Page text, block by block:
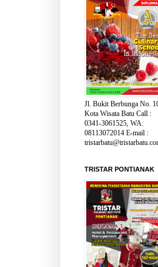
Jl. Bukit Berbunga No.
Kota Wisata Batu Call :
0341-3061525, WA:
08113072014 E-mail :
TRISTAR PONTIANAK